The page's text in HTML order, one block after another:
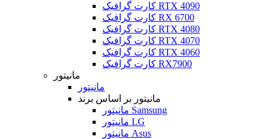
کارت گرافیک RTX 4090
کارت گرافیک RX 6700
کارت گرافیک RTX 4080
کارت گرافیک RTX 4070
کارت گرافیک RTX 4060
کارت گرافیک RX7900
مانیتور
مانیتور
مانیتور بر اساس برند
مانیتور Samsung
مانیتور LG
مانیتور Asus